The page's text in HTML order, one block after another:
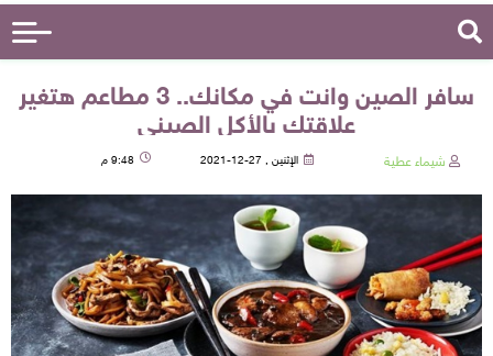
سافر الصين وانت في مكانك.. 3 مطاعم هتغير
علاقتك بالأكل الصيني
شيماء عطية الإثنين , 27-12-2021 9:48 م